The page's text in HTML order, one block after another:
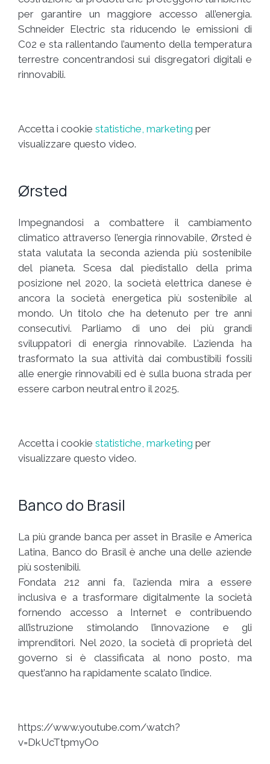
per garantire un maggiore accesso all’energia.
Schneider Electric sta riducendo le emissioni di
C02 e sta rallentando l’aumento della temperatura
terrestre concentrandosi sui disgregatori digitali e
rinnovabili.
Accetta i cookie statistiche, marketing per
visualizzare questo video.
Ørsted
Impegnandosi a combattere il cambiamento
climatico attraverso l’energia rinnovabile, Ørsted è
stata valutata la seconda azienda più sostenibile
del pianeta. Scesa dal piedistallo della prima
posizione nel 2020, la società elettrica danese è
ancora la società energetica più sostenibile al
mondo. Un titolo che ha detenuto per tre anni
consecutivi. Parliamo di uno dei più grandi
sviluppatori di energia rinnovabile. L’azienda ha
trasformato la sua attività dai combustibili fossili
alle energie rinnovabili ed è sulla buona strada per
essere carbon neutral entro il 2025.
Accetta i cookie statistiche, marketing per
visualizzare questo video.
Banco do Brasil
La più grande banca per asset in Brasile e America
Latina, Banco do Brasil è anche una delle aziende
più sostenibili.
Fondata 212 anni fa, l’azienda mira a essere
inclusiva e a trasformare digitalmente la società
fornendo accesso a Internet e contribuendo
all’istruzione stimolando l’innovazione e gli
imprenditori. Nel 2020, la società di proprietà del
governo si è classificata al nono posto, ma
quest’anno ha rapidamente scalato l’indice.
https://www.youtube.com/watch?
v=DkUcTtpmyOo